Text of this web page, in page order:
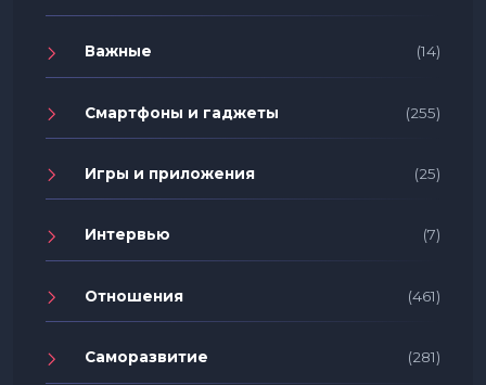
Важные (14)
Смартфоны и гаджеты (255)
Игры и приложения (25)
Интервью (7)
Отношения (461)
Саморазвитие (281)